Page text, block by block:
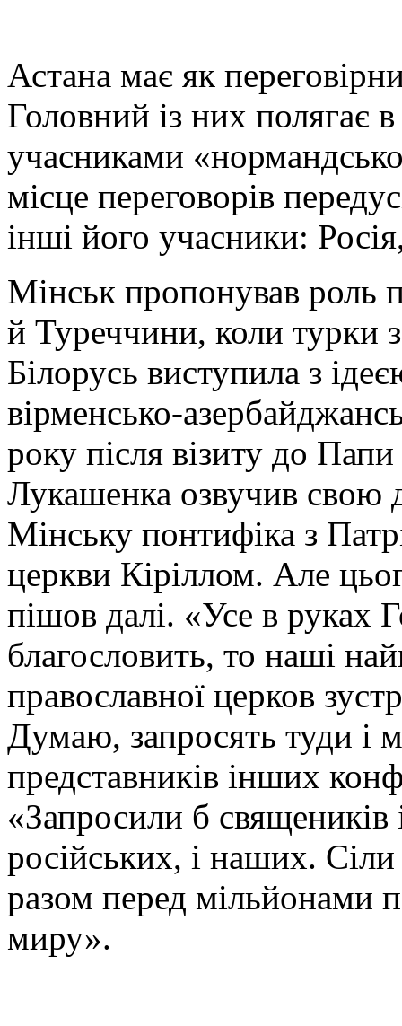
Астана має як
Головний із них
учасниками
місце переговорів
інші його учасники:
Мінськ пропонував роль
й Туреччини, коли турки
Білорусь виступила з
вірменсько-
року після візиту до
Лукашенка озвучив свою
Мінську понтифіка з
церкви Кіріллом. Але
пішов далі. «Усе в руках
благословить, то наші
православної церков
Думаю, запросять туди і
представників інших
«Запросили б священиків
російських, і наших.
разом перед мільйонами
миру».